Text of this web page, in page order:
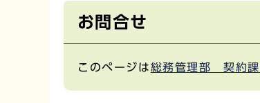
お問合せ
このページは総務管理部 契約課